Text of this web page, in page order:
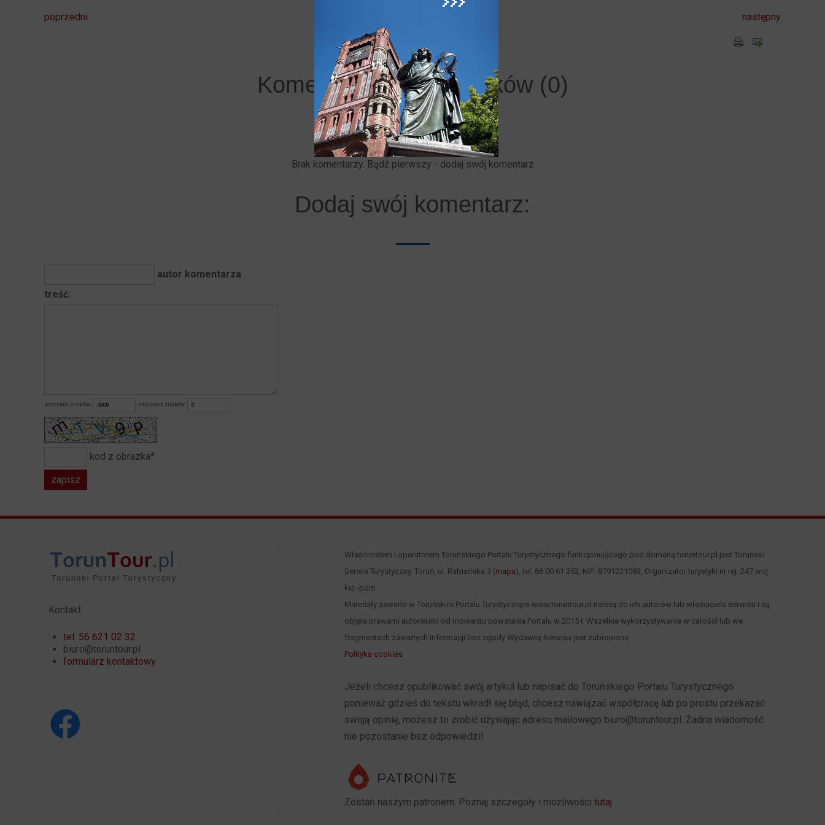
poprzedni następny
Komentarze użytkowników (0)
Brak komentarzy. Bądź pierwszy - dodaj swój komentarz
Dodaj swój komentarz:
autor komentarza
treść:
pozostało znaków: napisałeś znaków:
kod z obrazka*
Kontakt
tel. 56 621 02 32
biuro@toruntour.pl
formularz kontaktowy
Właścicielem i operatorem Toruńskiego Portalu Turystycznego funkcjonującego pod domeną toruntour.pl jest Toruński
Serwis Turystyczny, Toruń, ul. Rabiańska 3 (mapa), tel. 66 00 61 352, NIP: 8791221083, Organizator turystyki nr rej. 247 woj.
kuj.-pom.
Materiały zawarte w Toruńskim Portalu Turystycznym www.toruntour.pl należą do ich autorów lub właściciela serwisu i są
objęte prawami autorskimi od momentu powstania Portalu w 2015 r. Wszelkie wykorzystywanie w całości lub we
fragmentach zawartych informacji bez zgody Wydawcy Serwisu jest zabronione.
Polityka cookies
Jeżeli chcesz opublikować swój artykuł lub napisać do Toruńskiego Portalu Turystycznego
ponieważ gdzieś do tekstu wkradł się błąd, chcesz nawiązać współpracę lub po prostu przekazać
swoją opinię, możesz to zrobić używając adresu mailowego biuro@toruntour.pl. Żadna wiadomość
nie pozostanie bez odpowiedzi!
Zostań naszym patronem. Poznaj szczegóły i możliwości tutaj